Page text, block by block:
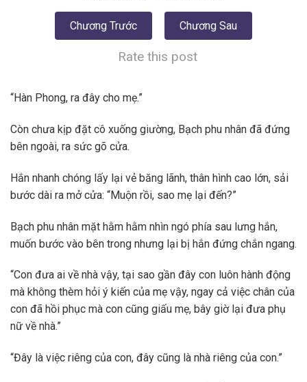
Chương Trước Chương Sau
Rate this post
“Hàn Phong, ra đây cho mẹ.”
Còn chưa kịp đặt cô xuống giường, Bạch phu nhân đã đứng
bên ngoài, ra sức gõ cửa.
Hắn nhanh chóng lấy lại vẻ băng lãnh, thân hình cao lớn, sải
bước dài ra mở cửa: “Muộn rồi, sao mẹ lại đến?”
Bạch phu nhân mặt hằm hằm nhìn ngó phía sau lưng hắn,
muốn bước vào bên trong nhưng lại bị hắn đứng chắn ngang.
“Con đưa ai về nhà vậy, tại sao gần đây con luôn hành động
mà không thèm hỏi ý kiến của mẹ vậy, ngay cả việc chân của
con đã hồi phục mà con cũng giấu mẹ, bây giờ lại đưa phụ
nữ về nhà.”
“Đây là việc riêng của con, đây cũng là nhà riêng của con.”